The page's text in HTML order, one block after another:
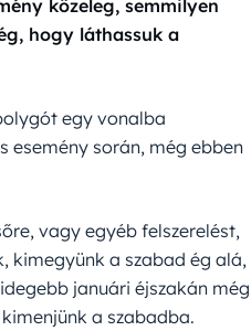
közeleg, semmilyen
hogy láthassuk a
egy vonalba
esemény során, még ebben
vagy egyéb felszerelést,
kimegyünk a szabad ég alá,
januári éjszakán még
a szabadba.